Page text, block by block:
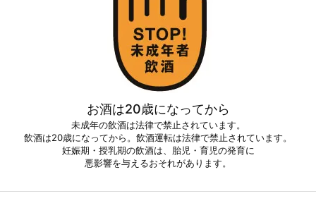
お酒は20歳になってから
未成年の飲酒は法律で禁止されています。
飲酒は20歳になってから。飲酒運転は法律で禁止されています。
妊娠期・授乳期の飲酒は、胎児・育児の発育に
悪影響を与えるおそれがあります。